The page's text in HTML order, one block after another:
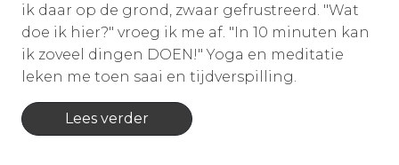
ik daar op de grond, zwaar gefrustreerd. "Wat
doe ik hier?" vroeg ik me af. "In 10 minuten kan
ik zoveel dingen DOEN!" Yoga en meditatie
leken me toen saai en tijdverspilling.
Lees verder